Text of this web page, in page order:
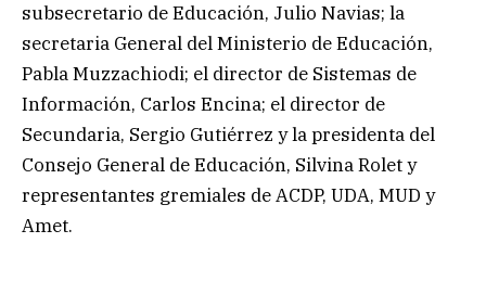
subsecretario de Educación, Julio Navias; la
secretaria General del Ministerio de Educación,
Pabla Muzzachiodi; el director de Sistemas de
Información, Carlos Encina; el director de
Secundaria, Sergio Gutiérrez y la presidenta del
Consejo General de Educación, Silvina Rolet y
representantes gremiales de ACDP, UDA, MUD y
Amet.